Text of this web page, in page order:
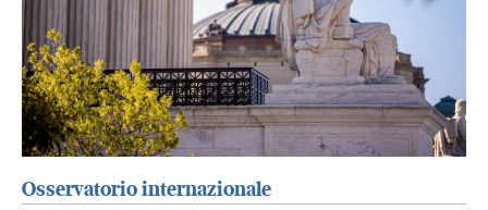
Osservatorio internazionale